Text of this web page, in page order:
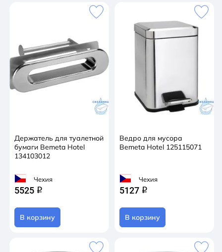
Держатель для туалетной
бумаги Bemeta Hotel
134103012
Чехия
5525 q
В корзину
Ведро для мусора
Bemeta Hotel 125115071
Чехия
5127 q
В корзину